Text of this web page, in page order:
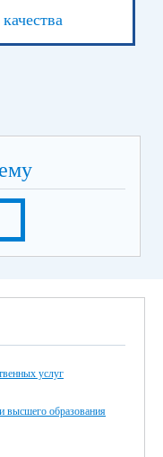
услуг
высшего образования